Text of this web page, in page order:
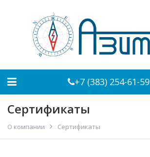
+7 (383) 254-61-59
Сертификаты
О компании Сертификаты